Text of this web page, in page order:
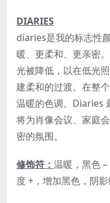
DIARIES
diaries是我的标志性
暖、更柔和、更亲密
光被降低，以在低光
建柔和的过渡。在整
温暖的色调。Diaries
将为肖像会议、家庭
密的氛围。
修饰符： 温暖，黑色
度 +，增加黑色，阴